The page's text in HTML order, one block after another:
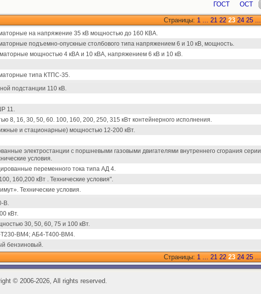
ГОСТ ОСТ
Страницы: 1 ... 21 22 23 24 25 ...
на напряжение 35 кВ мощностью до 160 КВА.
подъемно-опускные столбового типа напряжением 6 и 10 кВ, мощность.
мощностью 4 кВА и 10 кВА, напряжением 6 кВ и 10 кВ.
типа КТПС-35.
подстанции 110 кВ.
11.
8, 16, 30, 50, 60. 100, 160, 200, 250, 315 кВт контейнерного исполнения.
и стационарные) мощностью 12-200 кВт.
электростанции с поршневыми газовыми двигателями внутреннего сгорания серии
условия.
переменного тока типа АД 4.
160,200 кВт . Технические условия".
Технические условия.
В.
кВт.
30, 50, 60, 75 и 100 кВт.
Т230-ВМ4; АБ4-Т400-ВМ4.
бензиновый.
Страницы: 1 ... 21 22 23 24 25 ...
©2006-2026, All rights reserved.